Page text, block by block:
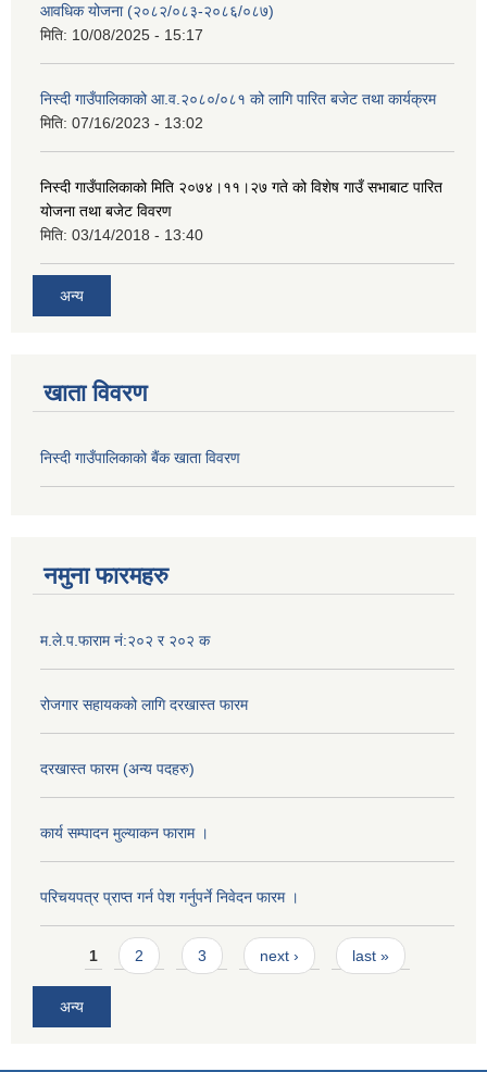
आवधिक योजना (२०८२/०८३-२०८६/०८७)
मिति: 10/08/2025 - 15:17
निस्दी गाउँपालिकाको आ.व.२०८०/०८१ को लागि पारित बजेट तथा कार्यक्रम
मिति: 07/16/2023 - 13:02
निस्दी गाउँपालिकाको मिति २०७४।११।२७ गते को विशेष गाउँ सभाबाट पारित
योजना तथा बजेट विवरण
मिति: 03/14/2018 - 13:40
अन्य
खाता विवरण
निस्दी गाउँपालिकाको बैंक खाता विवरण
नमुना फारमहरु
म.ले.प.फाराम नं:२०२ र २०२ क
रोजगार सहायकको लागि दरखास्त फारम
दरखास्त फारम (अन्य पदहरु)
कार्य सम्पादन मुल्याक‌न फाराम ।
परिचयपत्र प्राप्त गर्न पेश गर्नुपर्ने निवेदन फारम ।
Pages
1 2 3 next › last »
अन्य